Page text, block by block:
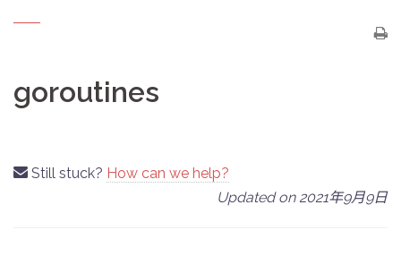
goroutines
Still stuck? How can we help?
Updated on 2021年9月9日